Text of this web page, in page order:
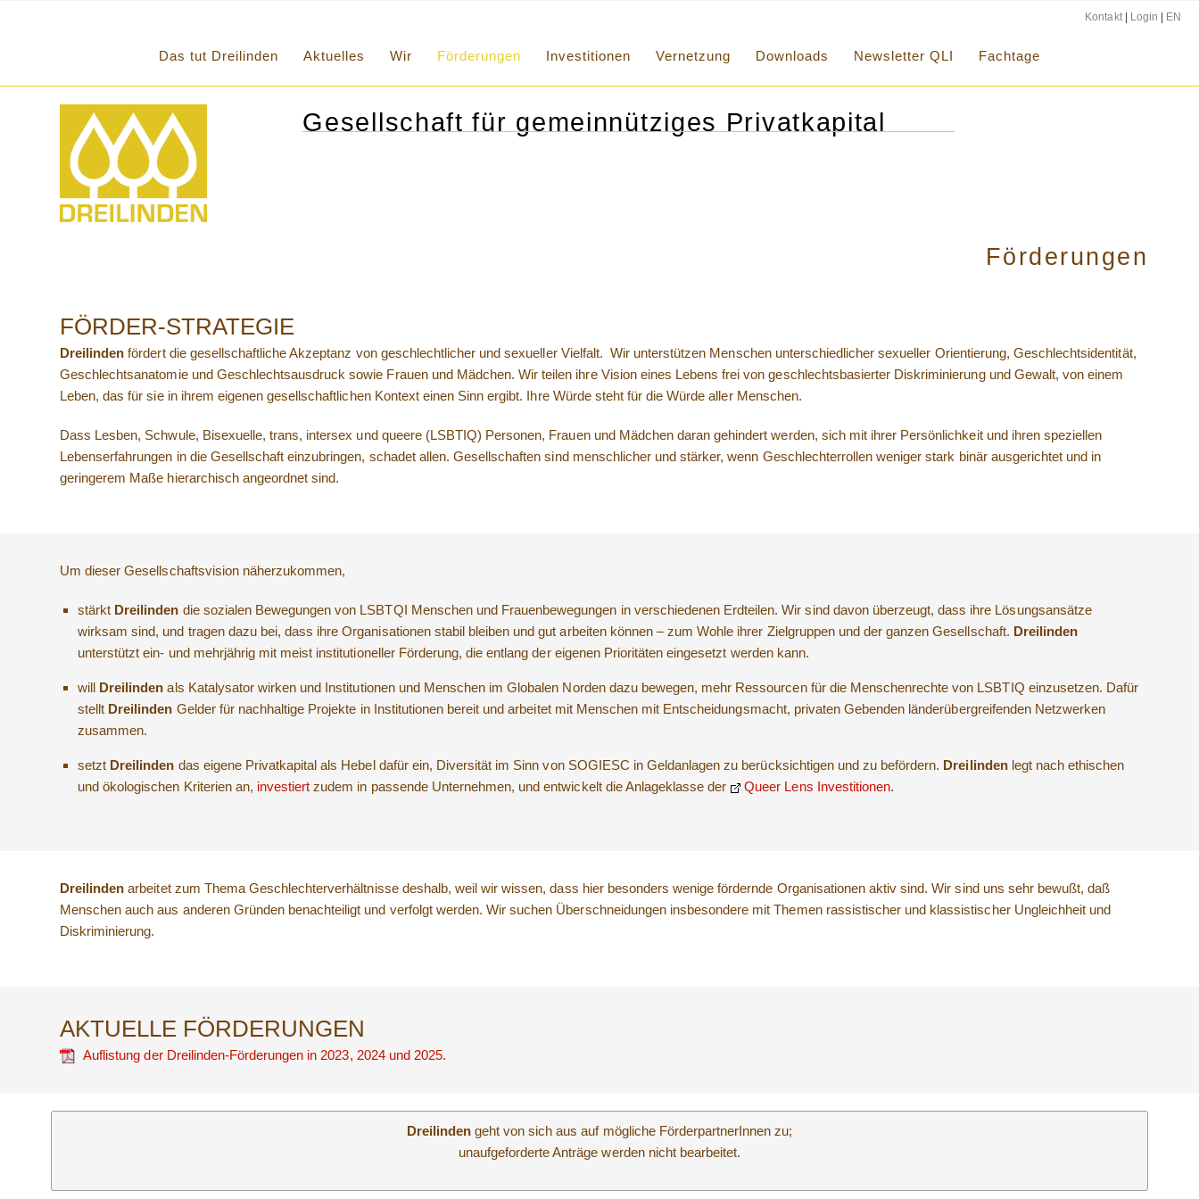
Kontakt| Login EN
Das tut Dreilinden Aktuelles Wir Förderungen Investitionen Vernetzung Downloads Newsletter QLI Fachtage
Gesellschaft für gemeinnütziges Privatkapital
Förderungen
FÖRDER-STRATEGIE
Dreilinden fördert die gesellschaftliche Akzeptanz von geschlechtlicher und sexueller Vielfalt. Wir unterstützen Menschen unterschiedlicher sexueller Orientierung, Geschlechtsidentität,
Geschlechtsanatomie und Geschlechtsausdruck sowie Frauen und Mädchen. Wir teilen ihre Vision eines Lebens frei von geschlechtsbasierter Diskriminierung und Gewalt, von einem
Leben, das für sie in ihrem eigenen gesellschaftlichen Kontext einen Sinn ergibt. Ihre Würde steht für die Würde aller Menschen.
Dass Lesben, Schwule, Bisexuelle, trans, intersex und queere (LSBTIQ) Personen, Frauen und Mädchen daran gehindert werden, sich mit ihrer Persönlichkeit und ihren speziellen
Lebenserfahrungen in die Gesellschaft einzubringen, schadet allen. Gesellschaften sind menschlicher und stärker, wenn Geschlechterrollen weniger stark binär ausgerichtet und in
geringerem Maße hierarchisch angeordnet sind.
Um dieser Gesellschaftsvision näherzukommen,
stärkt Dreilinden die sozialen Bewegungen von LSBTQI Menschen und Frauenbewegungen in verschiedenen Erdteilen. Wir sind davon überzeugt, dass ihre Lösungsansätze
wirksam sind, und tragen dazu bei, dass ihre Organisationen stabil bleiben und gut arbeiten können – zum Wohle ihrer Zielgruppen und der ganzen Gesellschaft. Dreilinden
unterstützt ein- und mehrjährig mit meist institutioneller Förderung, die entlang der eigenen Prioritäten eingesetzt werden kann.
will Dreilinden als Katalysator wirken und Institutionen und Menschen im Globalen Norden dazu bewegen, mehr Ressourcen für die Menschenrechte von LSBTIQ einzusetzen. Dafür
stellt Dreilinden Gelder für nachhaltige Projekte in Institutionen bereit und arbeitet mit Menschen mit Entscheidungsmacht, privaten Gebenden länderübergreifenden Netzwerken
zusammen.
setzt Dreilinden das eigene Privatkapital als Hebel dafür ein, Diversität im Sinn von SOGIESC in Geldanlagen zu berücksichtigen und zu befördern. Dreilindenlegt nach ethischen
und ökologischen Kriterien an, investiert zudem in passende Unternehmen, und entwickelt die Anlageklasse der Queer Lens Investitionen.
Dreilinden arbeitet zum Thema Geschlechterverhältnisse deshalb, weil wir wissen, dass hier besonders wenige fördernde Organisationen aktiv sind. Wir sind uns sehr bewußt, daß
Menschen auch aus anderen Gründen benachteiligt und verfolgt werden. Wir suchen Überschneidungen insbesondere mit Themen rassistischer und klassistischer Ungleichheit und
Diskriminierung.
AKTUELLE FÖRDERUNGEN
Auflistung der Dreilinden-Förderungen in 2023, 2024 und 2025.
Dreilindengeht von sich aus auf mögliche FörderpartnerInnen zu;
unaufgeforderte Anträge werden nicht bearbeitet.